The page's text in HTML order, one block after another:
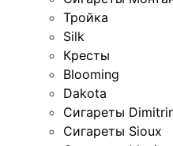
Тройка
Silk
Кресты
Blooming
Dakota
Сигареты
Сигареты Sioux